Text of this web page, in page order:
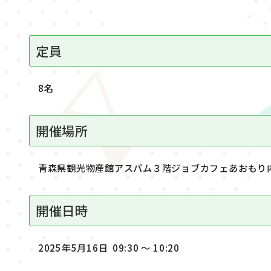
定員
8名
開催場所
青森県観光物産館アスパム３階ジョブカフェあおもり
開催日時
2025年5月16日 09:30 ～ 10:20